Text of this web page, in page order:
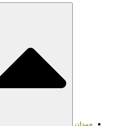
چمدان